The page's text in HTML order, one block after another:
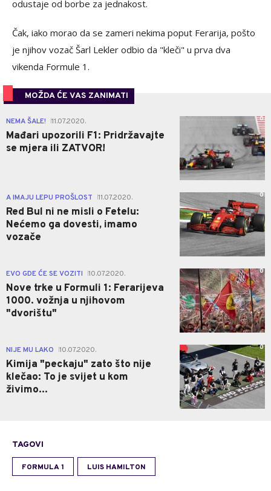
odustaje od borbe za jednakost.
Čak, iako morao da se zameri nekima poput Ferarija, pošto
je njihov vozač Šarl Lekler odbio da "kleči" u prva dva
vikenda Formule 1.
MOŽDA ĆE VAS ZANIMATI
NEMA ŠALE! 11.07.2020.
Mađari upozorili F1: Pridržavajte
se mjera ili ZATVOR!
0
A IMAJU LEPU PROŠLOST 11.07.2020.
Red Bul ni ne misli o Fetelu:
Nećemo ga dovesti, imamo
vozače
0
EVO GDE ĆE SE VOZITI 10.07.2020.
Nove trke u Formuli 1: Ferarijeva
1000. vožnja u njihovom
"dvorištu"
0
NIJE MU LAKO 10.07.2020.
Kimija "peckaju" zato što nije
klečao: To je svijet u kom
živimo...
0
TAGOVI
FORMULA 1 LUIS HAMILTON